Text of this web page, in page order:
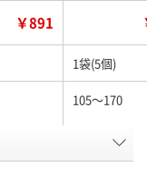
￥891
1袋(5個)
105～170
K960603